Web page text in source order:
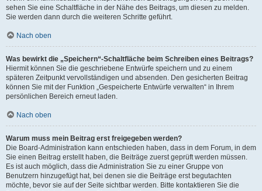
sehen Sie eine Schaltfläche in der Nähe des Beitrags, um diesen zu melden.
Sie werden dann durch die weiteren Schritte geführt.
Nach oben
Was bewirkt die „Speichern“-Schaltfläche beim Schreiben eines Beitrags?
Hiermit können Sie die geschriebene Entwürfe speichern und zu einem
späteren Zeitpunkt vervollständigen und absenden. Den gesicherten Beitrag
können Sie mit der Funktion „Gespeicherte Entwürfe verwalten“ in Ihrem
persönlichen Bereich erneut laden.
Nach oben
Warum muss mein Beitrag erst freigegeben werden?
Die Board-Administration kann entschieden haben, dass in dem Forum, in dem
Sie einen Beitrag erstellt haben, die Beiträge zuerst geprüft werden müssen.
Es ist auch möglich, dass die Administration Sie zu einer Gruppe von
Benutzern hinzugefügt hat, bei denen sie die Beiträge erst begutachten
möchte, bevor sie auf der Seite sichtbar werden. Bitte kontaktieren Sie die